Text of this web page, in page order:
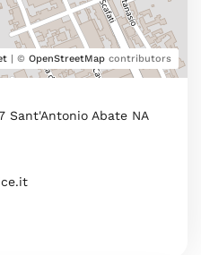
| © OpenStreetMap contributors
Sant'Antonio Abate NA